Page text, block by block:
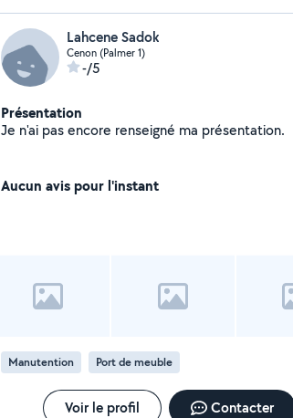
Lahcene Sadok
Cenon (Palmer 1)
-/5
Présentation
Je n'ai pas encore renseigné ma présentation.
Aucun avis pour l'instant
Manutention Port de meuble
Voir le profil Contacter